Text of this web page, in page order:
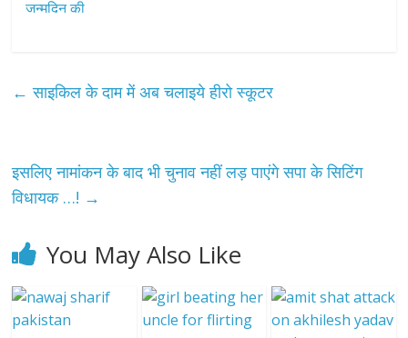
← साइकिल के दाम में अब चलाइये हीरो स्कूटर
इसलिए नामांकन के बाद भी चुनाव नहीं लड़ पाएंगे सपा के सिटिंग
विधायक …! →
You May Also Like